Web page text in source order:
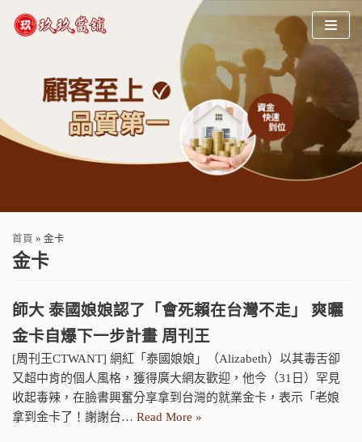
content
首頁 » 金卡
金卡
師大 泰國娘娘認了「會死賴在台灣不走」 爽曬
金卡自爆下一步計畫 周刊王
[周刊王CTWANT] 網紅「泰國娘娘」（Alizabeth）以其毒舌卻
又超中肯的個人風格，獲得廣大網友歡迎，他今（31日）罕見
收起毒辣，在臉書興奮分享拿到台灣的就業金卡，表示「老娘
拿到金卡了！謝謝台… Read More »